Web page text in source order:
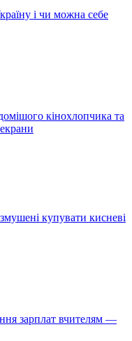
і чи можна себе
кінохлопчика та
купувати кисневі
зарплат вчителям —